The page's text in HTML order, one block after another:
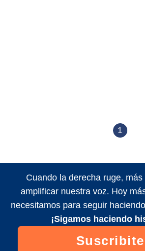
1
Cuando la derecha ruge,
amplificar nuestra voz. Hoy
necesitamos para seguir
¡Sigamos haciendo
Suscribite